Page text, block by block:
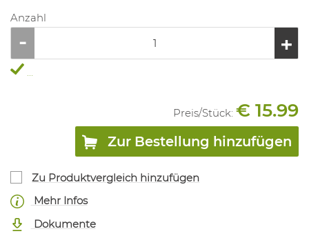
Anzahl
...
Preis/Stück: € 15.99
Zur Bestellung hinzufügen
Zu Produktvergleich hinzufügen
Mehr Infos
Dokumente